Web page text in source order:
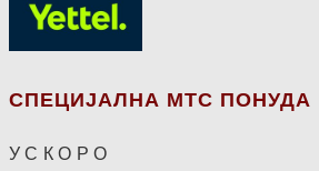
СПЕЦИЈАЛНА МТС ПОНУДА
У С К О Р О